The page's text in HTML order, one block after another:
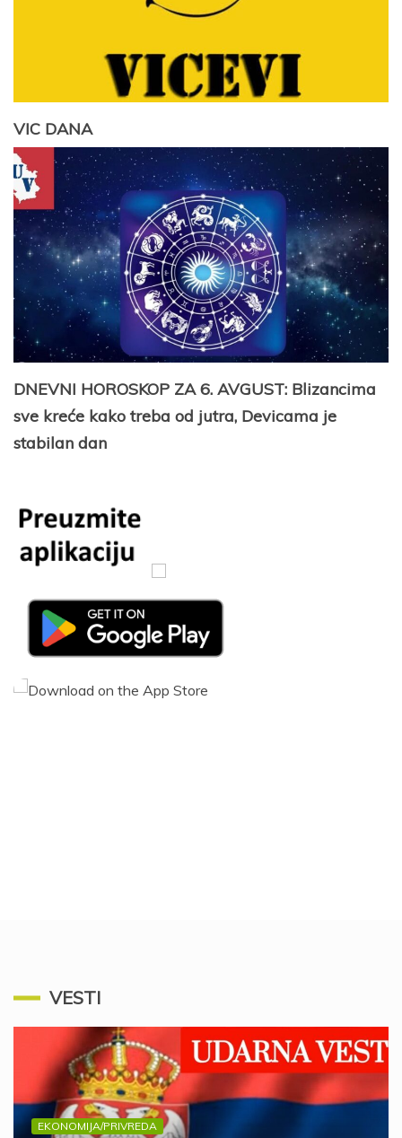
VIC DANA
DNEVNI HOROSKOP ZA 6. AVGUST: Blizancima
sve kreće kako treba od jutra, Devicama je
stabilan dan
VESTI
EKONOMIJA/PRIVREDA